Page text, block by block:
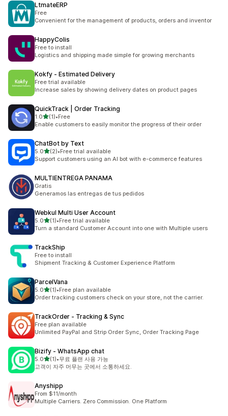
LtmateERP
Free
Convenient for the management of products, orders and inventor
HappyColis
Free to install
Logistics and shipping made simple for growing merchants
Kokfy ‑ Estimated Delivery
Free trial available
Increase sales by showing delivery dates on product pages
QuickTrack | Order Tracking
1.0별 5개 중
(1)
총 리뷰 1개
•Free
Enable customers to easily monitor the progress of their order
ChatBot by Text
5.0별 5개 중
(2)
총 리뷰 2개
•Free trial available
Support customers using an AI bot with e-commerce features
MULTIENTREGA PANAMA
Gratis
Generamos las entregas de tus pedidos
Webkul Multi User Account
5.0별 5개 중
(1)
총 리뷰 1개
•Free trial available
Turn a standard Customer Account into one with Multiple users
TrackShip
Free to install
Shipment Tracking & Customer Experience Platform
ParcelVana
5.0별 5개 중
(1)
총 리뷰 1개
•Free plan available
Order tracking customers check on your store, not the carrier.
TrackOrder ‑ Tracking & Sync
Free plan available
Unlimited PayPal and Strip Order Sync, Order Tracking Page
Bizify ‑ WhatsApp chat
5.0별 5개 중
(1)
총 리뷰 1개
•무료 플랜 사용 가능
고객이 자주 머무는 곳에서 소통하세요.
Anyshipp
From $11/month
Multiple Carriers. Zero Commission. One Platform